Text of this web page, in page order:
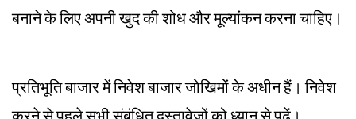
बनाने के लिए अपनी खुद की शोध और मूल्यांकन करना चाहिए।
प्रतिभूति बाजार में निवेश बाजार जोखिमों के अधीन हैं। निवेश
करने से पहले सभी संबंधित दस्तावेजों को ध्यान से पढ़ें।